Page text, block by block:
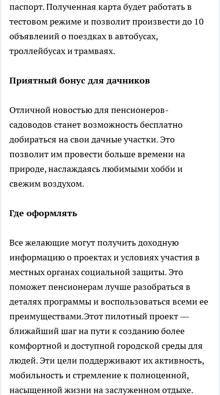
паспорт. Полученная карта будет работать в
тестовом режиме и позволит произвести до 10
объявлений о поездках в автобусах,
троллейбусах и трамваях.
Приятный бонус для дачников
Отличной новостью для пенсионеров-
садоводов станет возможность бесплатно
добираться на свои дачные участки. Это
позволит им провести больше времени на
природе, наслаждаясь любимыми хобби и
свежим воздухом.
Где оформлять
Все желающие могут получить доходную
информацию о проектах и ​​условиях участия в
местных органах социальной защиты. Это
поможет пенсионерам лучше разобраться в
деталях программы и воспользоваться всеми ее
преимуществами.Этот пилотный проект —
ближайший шаг на пути к созданию более
комфортной и доступной городской среды для
людей. Эти цели поддерживают их активность,
мобильность и стремление к полноценной,
насыщенной жизни на заслуженном отдыхе.